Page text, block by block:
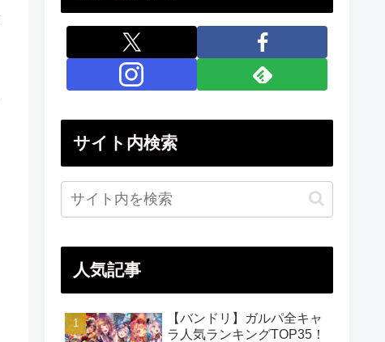
サイト内検索
人気記事
【バンドリ】ガルパ全キャ
ラ人気ランキングTOP35！